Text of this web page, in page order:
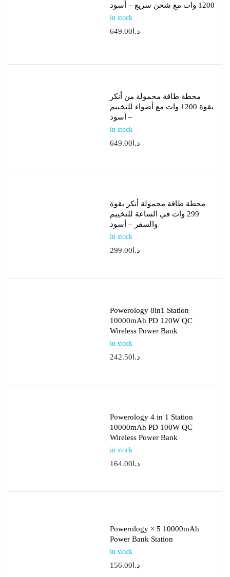
1200 وات مع شحن سريع – أسود
in stock
د.ا 649.00
محطة طاقة محمولة من أنكر
بقوة 1200 وات مع أضواء للتخييم
– أسود
in stock
د.ا 649.00
محطة طاقة محمولة أنكر بقوة
299 وات في الساعة للتخييم
والسفر – أسود
in stock
د.ا299.00
Powerology 8in1 Station
10000mAh PD 120W QC
Wireless Power Bank
in stock
د.ا 242.50
Powerology 4 in 1 Station
10000mAh PD 100W QC
Wireless Power Bank
in stock
د.ا 164.00
Powerology × 5 10000mAh
Power Bank Station
in stock
د.ا 156.00